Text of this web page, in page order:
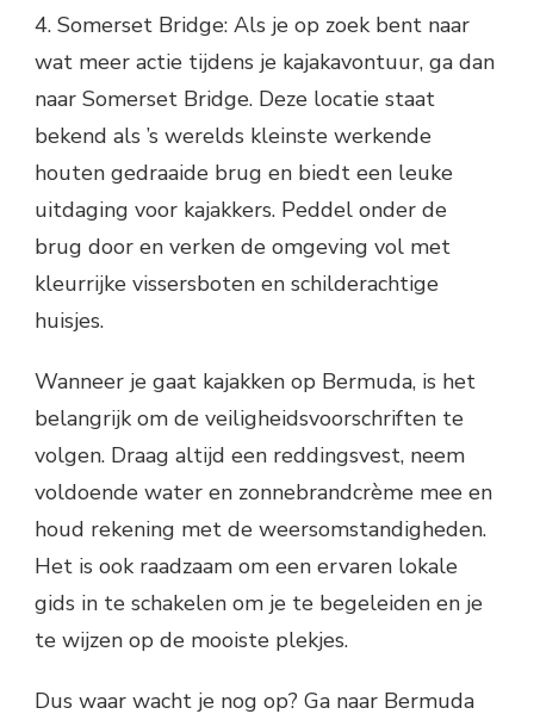
4. Somerset Bridge: Als je op zoek bent naar
wat meer actie tijdens je kajakavontuur, ga dan
naar Somerset Bridge. Deze locatie staat
bekend als ’s werelds kleinste werkende
houten gedraaide brug en biedt een leuke
uitdaging voor kajakkers. Peddel onder de
brug door en verken de omgeving vol met
kleurrijke vissersboten en schilderachtige
huisjes.
Wanneer je gaat kajakken op Bermuda, is het
belangrijk om de veiligheidsvoorschriften te
volgen. Draag altijd een reddingsvest, neem
voldoende water en zonnebrandcrème mee en
houd rekening met de weersomstandigheden.
Het is ook raadzaam om een ervaren lokale
gids in te schakelen om je te begeleiden en je
te wijzen op de mooiste plekjes.
Dus waar wacht je nog op? Ga naar Bermuda